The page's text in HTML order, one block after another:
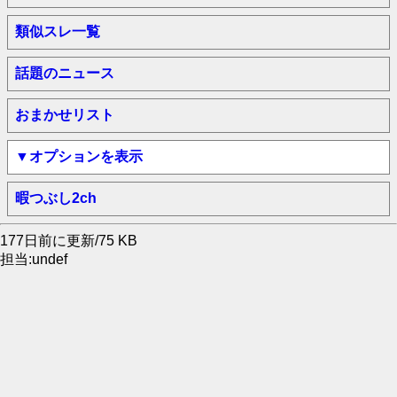
類似スレ一覧
話題のニュース
おまかせリスト
▼オプションを表示
暇つぶし2ch
177日前に更新/75 KB
担当:undef